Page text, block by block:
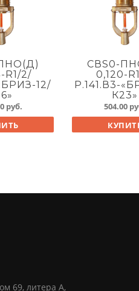
R1/2/
12/
руб.
СВS0-
0,120-
Р.141.В3-
К23»
504.00
69, литера А,